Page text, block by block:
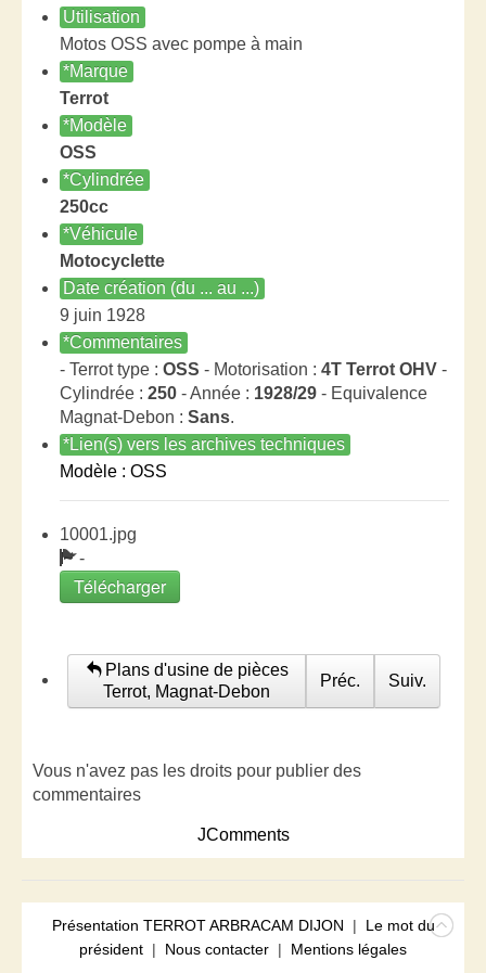
Utilisation
Motos OSS avec pompe à main
*Marque
Terrot
*Modèle
OSS
*Cylindrée
250cc
*Véhicule
Motocyclette
Date création (du ... au ...)
9 juin 1928
*Commentaires
- Terrot type : OSS - Motorisation : 4T Terrot OHV -
Cylindrée : 250 - Année : 1928/29 - Equivalence
Magnat-Debon : Sans.
*Lien(s) vers les archives techniques
Modèle : OSS
10001.jpg
-
Télécharger
Plans d'usine de pièces
Terrot, Magnat-Debon
Préc. Suiv.
Vous n'avez pas les droits pour publier des
commentaires
JComments
Présentation TERROT ARBRACAM DIJON | Le mot du
président | Nous contacter | Mentions légales